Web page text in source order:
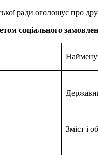
ради оголошує про
соціального
Зміст і